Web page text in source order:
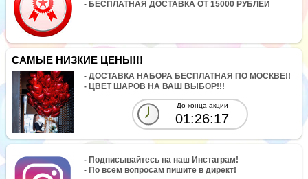
- БЕСПЛАТНАЯ ДОСТАВКА ОТ 15000 РУБЛЕЙ
САМЫЕ НИЗКИЕ ЦЕНЫ!!!
- ДОСТАВКА НАБОРА БЕСПЛАТНАЯ ПО МОСКВЕ!!
- ЦВЕТ ШАРОВ НА ВАШ ВЫБОР!!!
До конца акции
01:26:17
- Подписывайтесь на наш Инстаграм!
- По всем вопросам пишите в директ!